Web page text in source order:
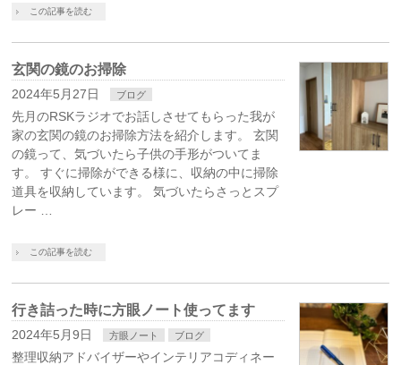
この記事を読む
玄関の鏡のお掃除
2024年5月27日 ブログ
先月のRSKラジオでお話しさせてもらった我が
家の玄関の鏡のお掃除方法を紹介します。 玄関
の鏡って、気づいたら子供の手形がついてま
す。 すぐに掃除ができる様に、収納の中に掃除
道具を収納しています。 気づいたらさっとスプ
レー …
この記事を読む
行き詰った時に方眼ノート使ってます
2024年5月9日 方眼ノート ブログ
整理収納アドバイザーやインテリアコディネー